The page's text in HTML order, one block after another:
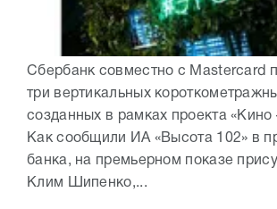
Сбербанк совместно с Mastercard
три вертикальных
созданных в рамках проекта
Как сообщили ИА «Высота 102» в
банка, на премьерном показе
Клим Шипенко,...